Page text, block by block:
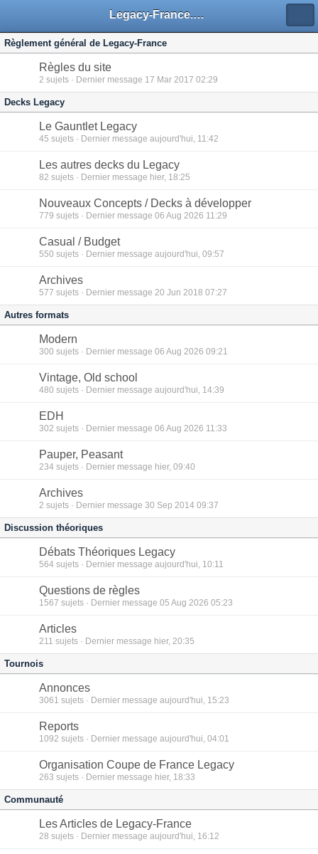
Legacy-France.org - Forum
Règlement général de Legacy-France
Règles du site
2 sujets · Dernier message 17 Mar 2017 02:29
Decks Legacy
Le Gauntlet Legacy
45 sujets · Dernier message aujourd'hui, 11:42
Les autres decks du Legacy
82 sujets · Dernier message hier, 18:25
Nouveaux Concepts / Decks à développer
779 sujets · Dernier message 06 Aug 2026 11:29
Casual / Budget
550 sujets · Dernier message aujourd'hui, 09:57
Archives
577 sujets · Dernier message 20 Jun 2018 07:27
Autres formats
Modern
300 sujets · Dernier message 06 Aug 2026 09:21
Vintage, Old school
480 sujets · Dernier message aujourd'hui, 14:39
EDH
302 sujets · Dernier message 06 Aug 2026 11:33
Pauper, Peasant
234 sujets · Dernier message hier, 09:40
Archives
2 sujets · Dernier message 30 Sep 2014 09:37
Discussion théoriques
Débats Théoriques Legacy
564 sujets · Dernier message aujourd'hui, 10:11
Questions de règles
1567 sujets · Dernier message 05 Aug 2026 05:23
Articles
211 sujets · Dernier message hier, 20:35
Tournois
Annonces
3061 sujets · Dernier message aujourd'hui, 15:23
Reports
1092 sujets · Dernier message aujourd'hui, 04:01
Organisation Coupe de France Legacy
263 sujets · Dernier message hier, 18:33
Communauté
Les Articles de Legacy-France
28 sujets · Dernier message aujourd'hui, 16:12